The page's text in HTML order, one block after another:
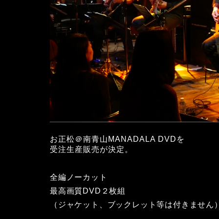
お正松＠南青山MANADALA DVDを
受注生産販売が決定。
全編ノーカット
最高画質DVD２枚組
（ジャケット、ブックレット等は付きません